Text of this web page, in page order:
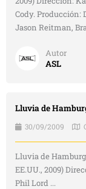
Cody. Producción:
Jason Reitman,
Autor
ASL
Lluvia de
30/09/2009
Lluvia de
EE.UU., 2009)
Phil Lord ...